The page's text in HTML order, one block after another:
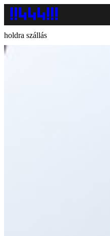
holdra szállás